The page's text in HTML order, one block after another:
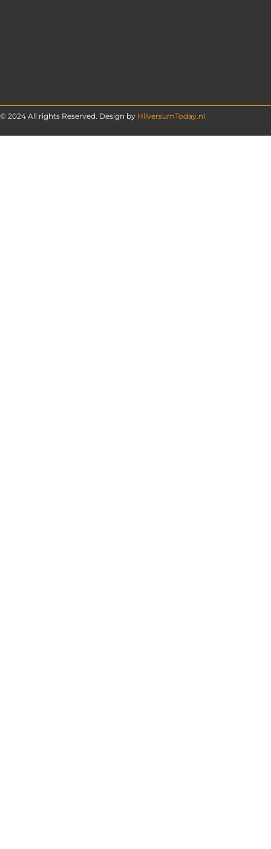
© 2024 All rights Reserved. Design by HilversumToday.nl